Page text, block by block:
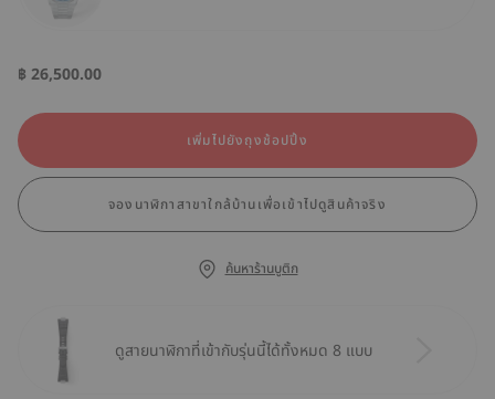
฿ 26,500.00
เพิ่มไปยังถุงช้อปปิ้ง
จองนาฬิกาสาขาใกล้บ้านเพื่อเข้าไปดูสินค้าจริง
ค้นหาร้านบูติก
ดูสายนาฬิกาที่เข้ากับรุ่นนี้ได้ทั้งหมด 8 แบบ